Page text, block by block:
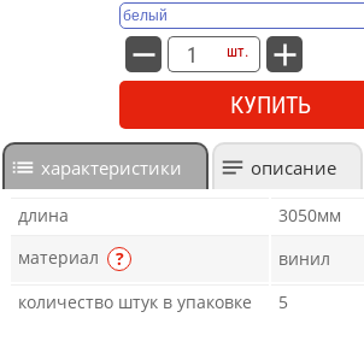
шт.
КУПИТЬ
характеристики описание
длина
3050мм
материал
?
винил
количество штук в упаковке
5